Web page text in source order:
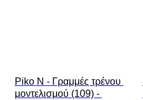
Piko N - Γραμμές τρένου
μοντελισμού (109) -